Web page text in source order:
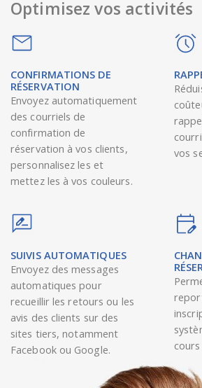
Optimisez vos activités
CONFIRMATIONS DE
RÉSERVATION
Envoyez automatiquement
des courriels de
confirmation de
réservation à vos clients,
personnalisez les et
mettez les à vos couleurs.
vos
SUIVIS AUTOMATIQUES
Envoyez des messages
automatiques pour
recueillir les retours ou les
avis des clients sur des
sites tiers, notamment
Facebook ou Google.